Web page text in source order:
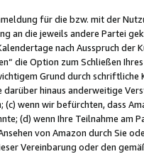
für die bzw. mit der
an die jeweils andere Partei
nach Ausspruch
die Option zum Schließen
Grund durch
hinaus anderweitige
(c) wenn wir befürchten, dass
(d) wenn Ihre Teilnahme
von Amazon durch Sie
Vereinbarung oder den